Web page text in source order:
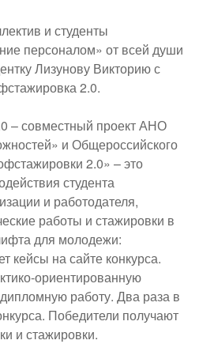
и студенты
персоналом» от всей души
Лизунову Викторию с
2.0.
совместный проект АНО
и Общероссийского
2.0» – это
студента
и работодателя,
работы и стажировки в
для молодежи:
кейсы на сайте конкурса.
ориентированную
работу. Два раза в
Победители получают
и стажировки.